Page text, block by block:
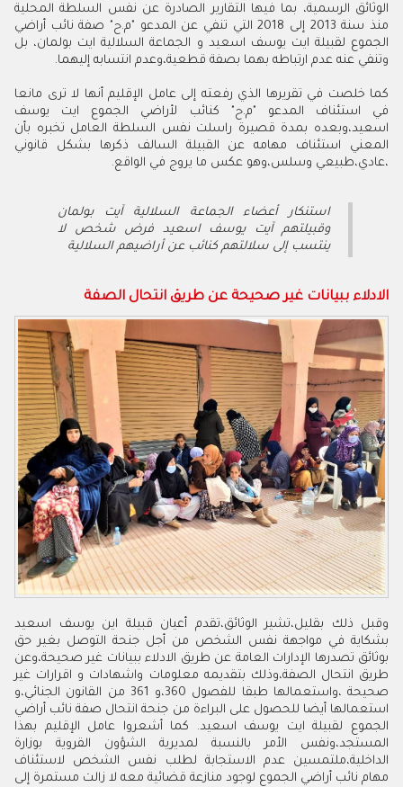
الوثائق الرسمية، بما فيها التقارير الصادرة عن نفس السلطة المحلية
منذ سنة 2013 إلى 2018 التي تنفي عن المدعو "م.ح" صفة نائب أراضي
الجموع لقبيلة ايت يوسف اسعيد و الجماعة السلالية ايت بولمان، بل
وتنفي عنه عدم ارتباطه بهما بصفة قطعية،وعدم انتسابه إليهما.
كما خلصت في تقريرها الذي رفعته إلى عامل الإقليم أنها لا ترى مانعا
في استئناف المدعو "م.ح" كنائب لأراضي الجموع ايت يوسف
اسعيد،وبعده بمدة قصيرة راسلت نفس السلطة العامل تخبره بأن
المعني استئناف مهامه عن القبيلة السالف ذكرها بشكل قانوني
،عادي،طبيعي وسلس،وهو عكس ما يروج في الواقع.
استنكار أعضاء الجماعة السلالية آيت بولمان
وقبيلتهم آيت يوسف اسعيد فرض شخص لا
ينتسب إلى سلالتهم كنائب عن أراضيهم السلالية
الادلاء ببيانات غير صحيحة عن طريق انتحال الصفة
وقبل ذلك بقليل،تشير الوثائق،تقدم أعيان قبيلة اين يوسف اسعيد
بشكاية في مواجهة نفس الشخص من أجل جنحة التوصل بغير حق
بوثائق تصدرها الإدارات العامة عن طريق الادلاء ببيانات غير صحيحة،وعن
طريق انتحال الصفة،وذلك بتقديمه معلومات واشهادات و اقرارات غير
صحيحة ،واستعمالها طبقا للفصول 360،و 361 من القانون الجنائي،و
استعمالها أيضا للحصول على البراءة من جنحة انتحال صفة نائب أراضي
الجموع لقبيلة ايت يوسف اسعيد. كما أشعروا عامل الإقليم بهذا
المستجد،ونفس الأمر بالنسبة لمديرية الشؤون القروية بوزارة
الداخلية،ملتمسين عدم الاستجابة لطلب نفس الشخص لاستئناف
مهام نائب أراضي الجموع لوجود منازعة قضائية معه لا زالت مستمرة إلى